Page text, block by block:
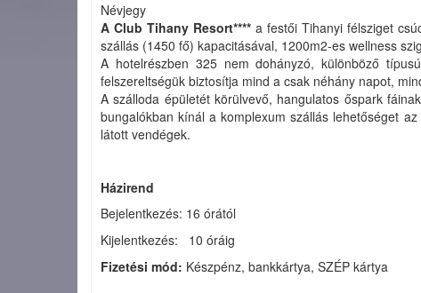
Névjegy
A Club Tihany Resort**** a festői Tihanyi félsziget
szállás (1450 fő) kapacitásával, 1200m2-es wellness
A hotelrészben 325 nem dohányzó, különböző
felszereltségük biztosítja mind a csak néhány napot,
A szálloda épületét körülvevő, hangulatos őspark
bungalókban kínál a komplexum szállás lehetőséget
látott vendégek.
Házirend
Bejelentkezés: 16 órától
Kijelentkezés: 10 óráig
Fizetési mód: Készpénz, bankkártya, SZÉP kártya